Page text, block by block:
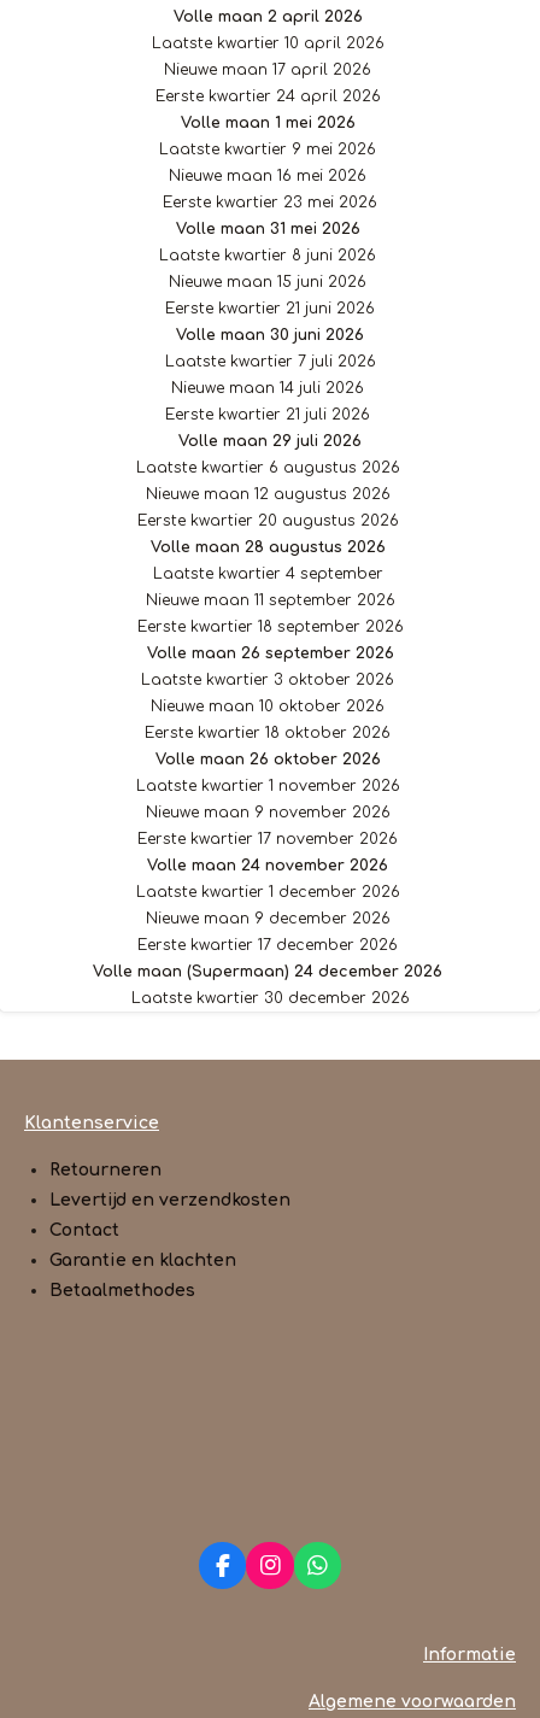
Volle maan 2 april 2026
Laatste kwartier 10 april 2026
Nieuwe maan 17 april 2026
Eerste kwartier 24 april 2026
Volle maan 1 mei 2026
Laatste kwartier 9 mei 2026
Nieuwe maan 16 mei 2026
Eerste kwartier 23 mei 2026
Volle maan 31 mei 2026
Laatste kwartier 8 juni 2026
Nieuwe maan 15 juni 2026
Eerste kwartier 21 juni 2026
Volle maan 30 juni 2026
Laatste kwartier 7 juli 2026
Nieuwe maan 14 juli 2026
Eerste kwartier 21 juli 2026
Volle maan 29 juli 2026
Laatste kwartier 6 augustus 2026
Nieuwe maan 12 augustus 2026
Eerste kwartier 20 augustus 2026
Volle maan 28 augustus 2026
Laatste kwartier 4 september
Nieuwe maan 11 september 2026
Eerste kwartier 18 september 2026
Volle maan 26 september 2026
Laatste kwartier 3 oktober 2026
Nieuwe maan 10 oktober 2026
Eerste kwartier 18 oktober 2026
Volle maan 26 oktober 2026
Laatste kwartier 1 november 2026
Nieuwe maan 9 november 2026
Eerste kwartier 17 november 2026
Volle maan 24 november 2026
Laatste kwartier 1 december 2026
Nieuwe maan 9 december 2026
Eerste kwartier 17 december 2026
Volle maan (Supermaan) 24 december 2026
Laatste kwartier 30 december 2026
Klantenservice
Retourneren
Levertijd en verzendkosten
Contact
Garantie en klachten
Betaalmethodes
F
a
I
n
W
h
p
Informatie
Algemene voorwaarden